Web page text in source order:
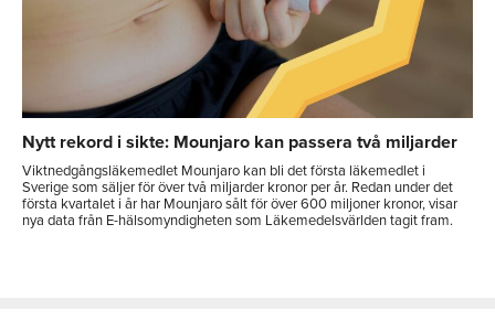
Nytt rekord i sikte: Mounjaro kan passera två miljarder
Viktnedgångsläkemedlet Mounjaro kan bli det första läkemedlet i
Sverige som säljer för över två miljarder kronor per år. Redan under det
första kvartalet i år har Mounjaro sålt för över 600 miljoner kronor, visar
nya data från E-hälsomyndigheten som Läkemedelsvärlden tagit fram.